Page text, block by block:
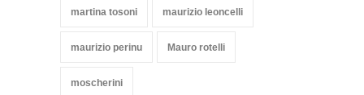
martina tosoni maurizio leoncelli
maurizio perinu Mauro rotelli
moscherini